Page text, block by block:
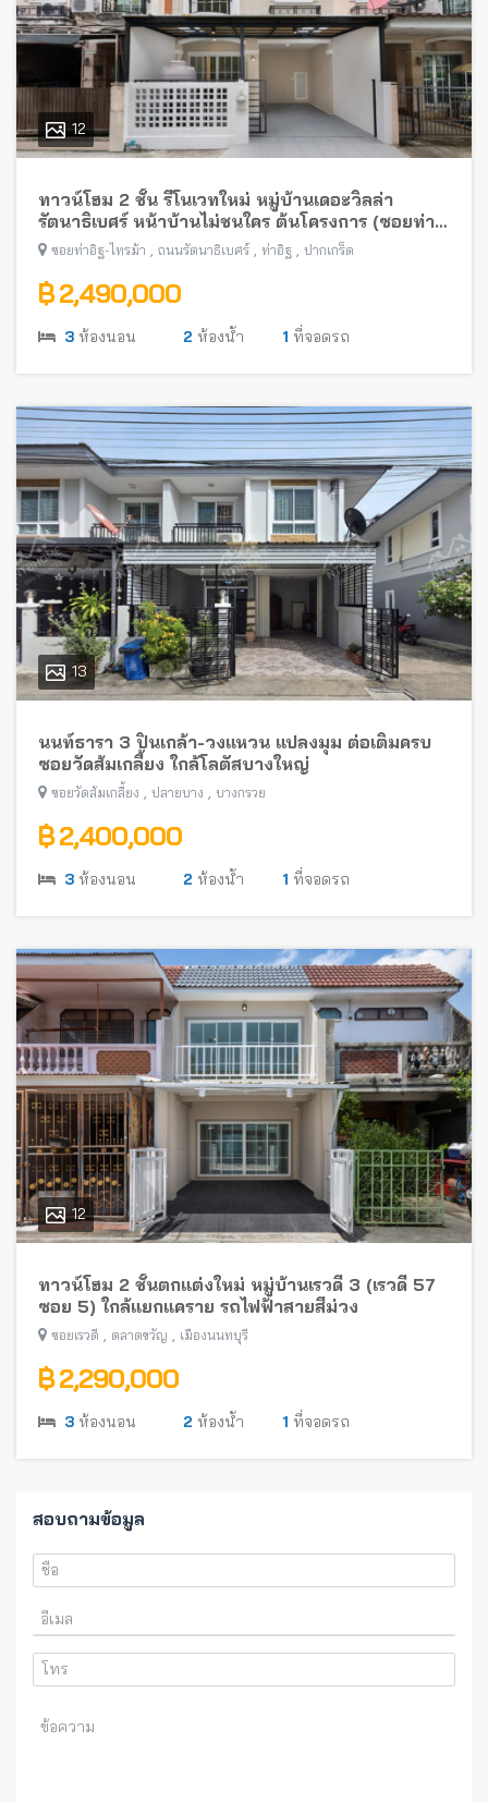
12
ทาวน์โฮม 2 ชั้น รีโนเวทใหม่ หมู่บ้านเดอะวิลล่า
รัตนาธิเบศร์ หน้าบ้านไม่ชนใคร ต้นโครงการ (ซอยท่า
อิฐ-ไทรม้า) พร้อมอยู่ ใกล้รถไฟฟ้าสายสีม่วง
ซอยท่าอิฐ-ไทรม้า , ถนนรัตนาธิเบศร์ , ท่าอิฐ , ปากเกร็ด
฿ 2,490,000
3 ห้องนอน 2 ห้องน้ำ 1 ที่จอดรถ
13
นนท์ธารา 3 ปิ่นเกล้า-วงแหวน แปลงมุม ต่อเติมครบ
ซอยวัดส้มเกลี้ยง ใกล้โลตัสบางใหญ่
ซอยวัดส้มเกลี้ยง , ปลายบาง , บางกรวย
฿ 2,400,000
3 ห้องนอน 2 ห้องน้ำ 1 ที่จอดรถ
12
ทาวน์โฮม 2 ชั้นตกแต่งใหม่ หมู่บ้านเรวดี 3 (เรวดี 57
ซอย 5) ใกล้แยกแคราย รถไฟฟ้าสายสีม่วง
ซอยเรวดี , ตลาดขวัญ , เมืองนนทบุรี
฿ 2,290,000
3 ห้องนอน 2 ห้องน้ำ 1 ที่จอดรถ
สอบถามข้อมูล